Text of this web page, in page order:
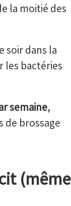
la moitié des
soir dans la
les bactéries
semaine,
de brossage
(même